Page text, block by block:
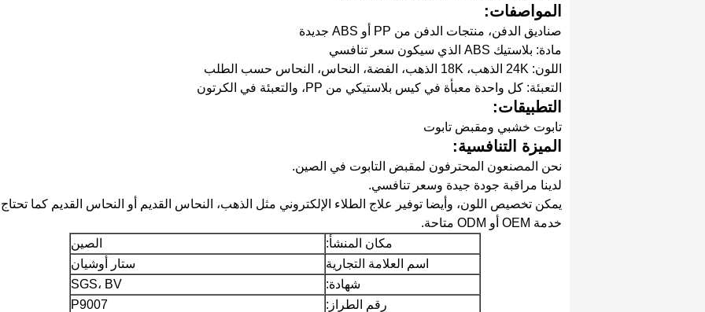
المواصفات:
صناديق الدفن، منتجات الدفن من PP أو ABS جديدة
مادة: بلاستيك ABS الذي سيكون سعر تنافسي
اللون: 24K الذهب، 18K الذهب، الفضة، النحاس، النحاس حسب الطلب
التعبئة: كل واحدة معبأة في كيس بلاستيكي من PP، والتعبئة في الكرتون
التطبيقات:
تابوت خشبي ومقبض تابوت
الميزة التنافسية:
نحن المصنعون المحترفون لمقبض التابوت في الصين.
لدينا مراقبة جودة جيدة وسعر تنافسي.
يمكن تخصيص اللون، وأيضا توفير علاج الطلاء الإلكتروني مثل الذهب، النحاس القديم أو النحاس القديم كما
خدمة OEM أو ODM متاحة.
مكان المنشأ:
الصين
اسم العلامة التجارية
ستار أوشيان
شهادة:
SGS، BV
رقم الطراز:
P9007